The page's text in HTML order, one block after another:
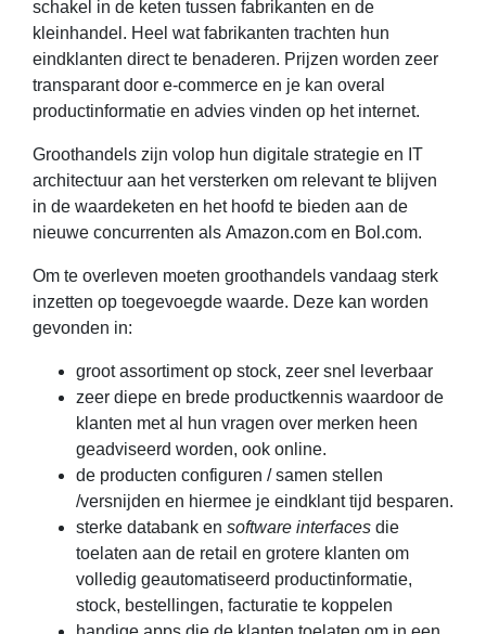
schakel in de keten tussen fabrikanten en de
kleinhandel. Heel wat fabrikanten trachten hun
eindklanten direct te benaderen. Prijzen worden zeer
transparant door e-commerce en je kan overal
productinformatie en advies vinden op het internet.
Groothandels zijn volop hun digitale strategie en IT
architectuur aan het versterken om relevant te blijven
in de waardeketen en het hoofd te bieden aan de
nieuwe concurrenten als Amazon.com en Bol.com.
Om te overleven moeten groothandels vandaag sterk
inzetten op toegevoegde waarde. Deze kan worden
gevonden in:
groot assortiment op stock, zeer snel leverbaar
zeer diepe en brede productkennis waardoor de
klanten met al hun vragen over merken heen
geadviseerd worden, ook online.
de producten configuren / samen stellen
/versnijden en hiermee je eindklant tijd besparen.
sterke databank en software interfaces die
toelaten aan de retail en grotere klanten om
volledig geautomatiseerd productinformatie,
stock, bestellingen, facturatie te koppelen